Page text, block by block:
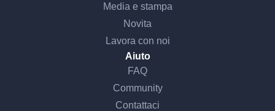
Media e stampa
Novita
Lavora con noi
Aiuto
FAQ
Community
Contattaci